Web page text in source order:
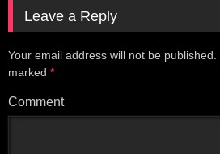
Leave a Reply
Your email address will not be published.
marked *
Comment